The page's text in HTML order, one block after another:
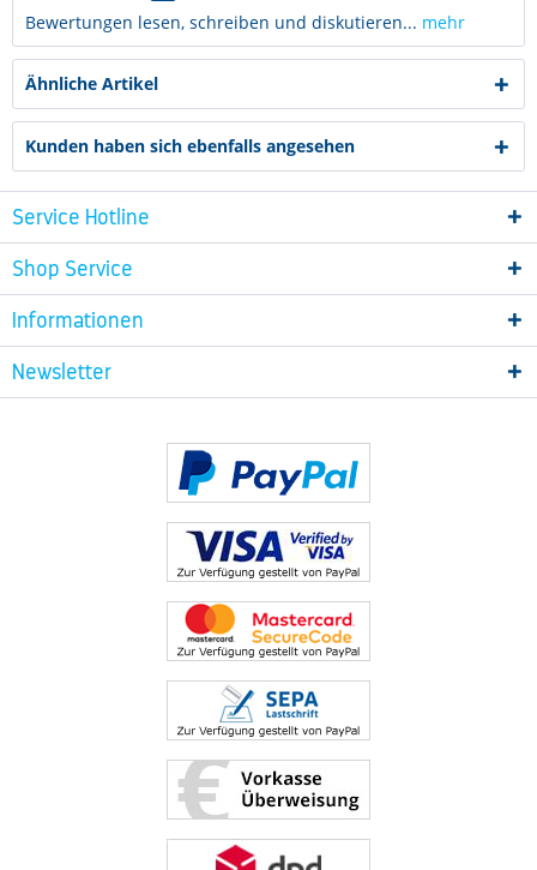
Bewertungen lesen, schreiben und diskutieren... mehr
Ähnliche Artikel
Kunden haben sich ebenfalls angesehen
Service Hotline
Shop Service
Informationen
Newsletter